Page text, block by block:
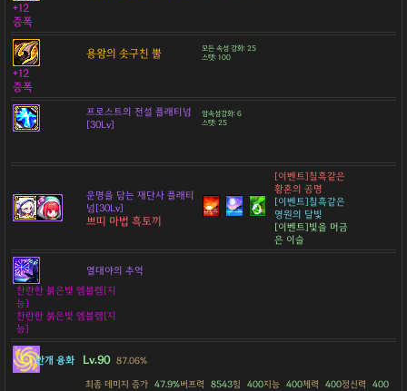
+12
증폭
용왕의 솟구친 뿔
모든 속성 강화: 25
스탯: 100
+12
증폭
프로스트의 전설 플래티넘
[30Lv]
암속성강화: 6
스탯: 25
운명을 담는 재단사 플래티
넘[30Lv]
쁘띠 마법 흑토끼
[이벤트]칠흑같은
황혼의 공명
[이벤트]칠흑같은
영원의 달빛
[이벤트]빛을 머금
은 이슬
열대야의 추억
찬란한 붉은빛 엠블렘[지
능]
찬란한 붉은빛 엠블렘[지
능]
안개 융화 Lv.90 87.06%
최종 데미지 증가 47.9%버프력 8543힘 400지능 400체력 400정신력
400